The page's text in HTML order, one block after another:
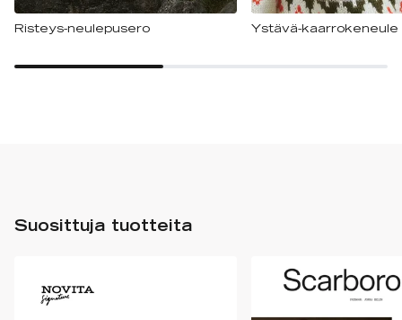
Risteys-neulepusero Ystävä-kaarrokeneule
Suosittuja tuotteita